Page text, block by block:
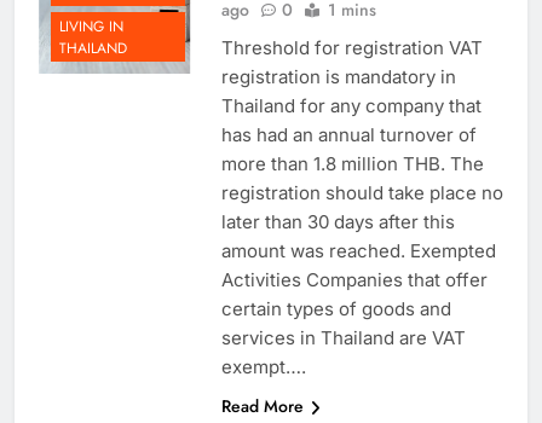
THAILAND
LIVING IN
THAILAND
Threshold for registration VAT
registration is mandatory in
Thailand for any company that
has had an annual turnover of
more than 1.8 million THB. The
registration should take place no
later than 30 days after this
amount was reached. Exempted
Activities Companies that offer
certain types of goods and
services in Thailand are VAT